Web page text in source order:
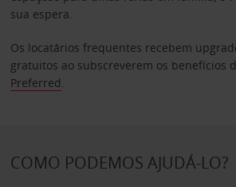
sua espera.
Os locatários frequentes recebem
gratuitos ao subscreverem os benefícios
Preferred.
COMO PODEMOS AJUDÁ-LO?